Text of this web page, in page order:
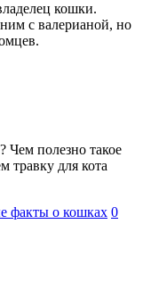
кошки.
с валерианой, но
Чем полезно такое
травку для кота
факты о кошках 0